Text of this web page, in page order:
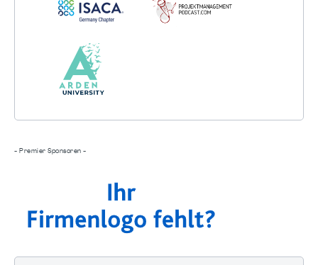
- Premier Sponsoren -